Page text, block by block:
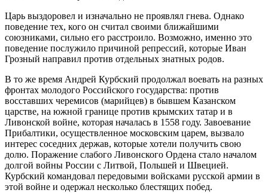
Царь выздоровел и изначально не проявлял гнева. Однако
поведение тех, кого он считал своими ближайшими
союзниками, сильно его расстроило. Возможно, именно это
поведение послужило причиной репрессий, которые Иван
Грозный направил против отдельных знатных родов.
В то же время Андрей Курбский продолжал воевать на разных
фронтах молодого Российского государства: против
восставших черемисов (марийцев) в бывшем Казанском
царстве, на южной границе против крымских татар и в
Ливонской войне, которая началась в 1558 году. Завоевание
Прибалтики, осуществленное московским царем, вызвало
интерес соседних держав, которые хотели получить свою
долю. Поражение слабого Ливонского Ордена стало началом
долгой войны России с Литвой, Польшей и Швецией.
Курбский командовал передовыми войсками русской армии в
этой войне и одержал несколько блестящих побед.